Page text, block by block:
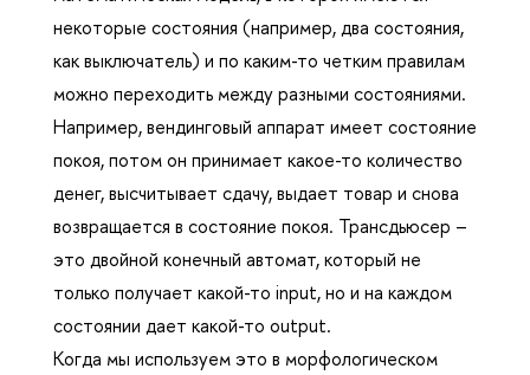
некоторые состояния (например, два состояния,
как выключатель) и по каким-то четким правилам
можно переходить между разными состояниями.
Например, вендинговый аппарат имеет состояние
покоя, потом он принимает какое-то количество
денег, высчитывает сдачу, выдает товар и снова
возвращается в состояние покоя. Трансдьюсер –
это двойной конечный автомат, который не
только получает какой-то input, но и на каждом
состоянии дает какой-то output.
Когда мы используем это в морфологическом